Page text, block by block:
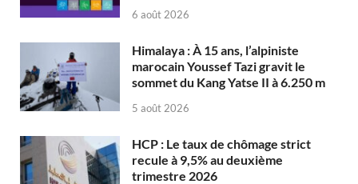
6 août 2026
Himalaya : À 15 ans, l’alpiniste
marocain Youssef Tazi gravit le
sommet du Kang Yatse II à 6.250 m
5 août 2026
HCP : Le taux de chômage strict
recule à 9,5% au deuxième
trimestre 2026